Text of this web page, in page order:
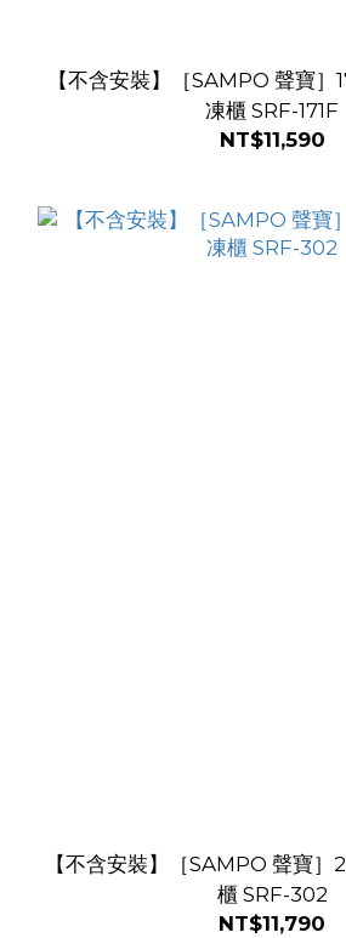
【不含安裝】［SAMPO 聲寶］
凍櫃 SRF-171F
NT$11,590
【不含安裝】［SAMPO 聲寶］
櫃 SRF-302
NT$11,790